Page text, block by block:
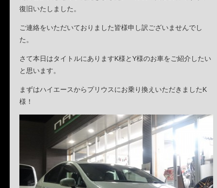
復旧いたしました。
ご連絡をいただいておりました皆様申し訳ございませんでし
た。
さて本日はタイトルにありますK様とY様のお車をご紹介したい
と思います。
まずはハイエースからプリウスにお乗り換えいただきましたK
様！